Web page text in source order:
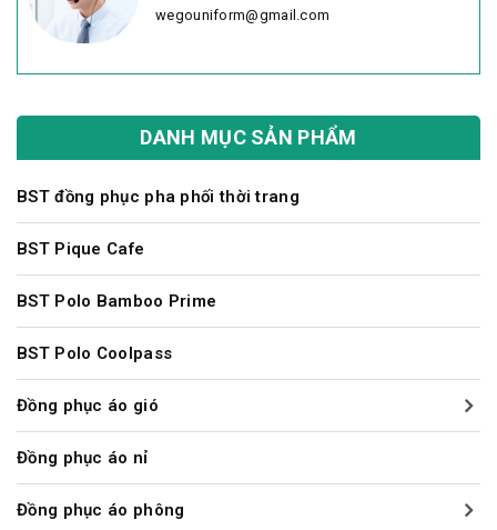
wegouniform@gmail.com
DANH MỤC SẢN PHẨM
BST đồng phục pha phối thời trang
BST Pique Cafe
BST Polo Bamboo Prime
BST Polo Coolpass
Đồng phục áo gió
Đồng phục áo nỉ
Đồng phục áo phông